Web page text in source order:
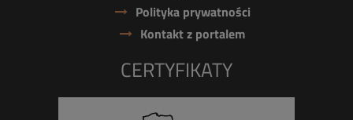
Polityka prywatności
Kontakt z portalem
CERTYFIKATY